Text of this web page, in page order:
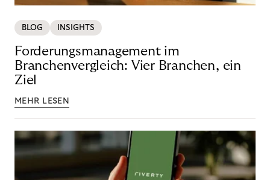
BLOG INSIGHTS
Forderungsmanagement im
Branchenvergleich: Vier Branchen, ein
Ziel
MEHR LESEN